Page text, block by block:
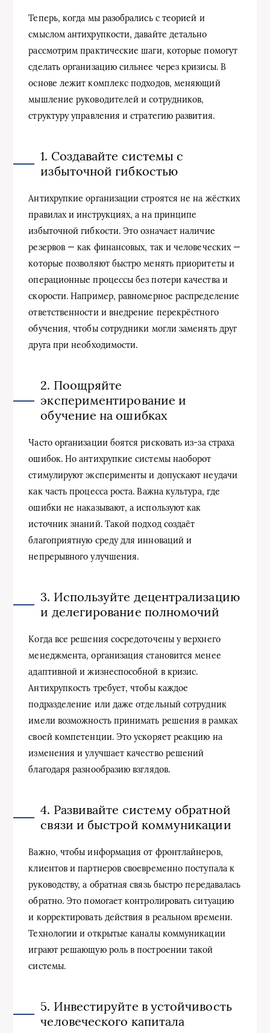
Теперь, когда мы разобрались с теорией и
смыслом антихрупкости, давайте детально
рассмотрим практические шаги, которые помогут
сделать организацию сильнее через кризисы. В
основе лежит комплекс подходов, меняющий
мышление руководителей и сотрудников,
структуру управления и стратегию развития.
1. Создавайте системы с
избыточной гибкостью
Антихрупкие организации строятся не на жёстких
правилах и инструкциях, а на принципе
избыточной гибкости. Это означает наличие
резервов — как финансовых, так и человеческих —
которые позволяют быстро менять приоритеты и
операционные процессы без потери качества и
скорости. Например, равномерное распределение
ответственности и внедрение перекрёстного
обучения, чтобы сотрудники могли заменять друг
друга при необходимости.
2. Поощряйте
экспериментирование и
обучение на ошибках
Часто организации боятся рисковать из-за страха
ошибок. Но антихрупкие системы наоборот
стимулируют эксперименты и допускают неудачи
как часть процесса роста. Важна культура, где
ошибки не наказывают, а используют как
источник знаний. Такой подход создаёт
благоприятную среду для инноваций и
непрерывного улучшения.
3. Используйте децентрализацию
и делегирование полномочий
Когда все решения сосредоточены у верхнего
менеджмента, организация становится менее
адаптивной и жизнеспособной в кризис.
Антихрупкость требует, чтобы каждое
подразделение или даже отдельный сотрудник
имели возможность принимать решения в рамках
своей компетенции. Это ускоряет реакцию на
изменения и улучшает качество решений
благодаря разнообразию взглядов.
4. Развивайте систему обратной
связи и быстрой коммуникации
Важно, чтобы информация от фронтлайнеров,
клиентов и партнеров своевременно поступала к
руководству, а обратная связь быстро передавалась
обратно. Это помогает контролировать ситуацию
и корректировать действия в реальном времени.
Технологии и открытые каналы коммуникации
играют решающую роль в построении такой
системы.
5. Инвестируйте в устойчивость
человеческого капитала